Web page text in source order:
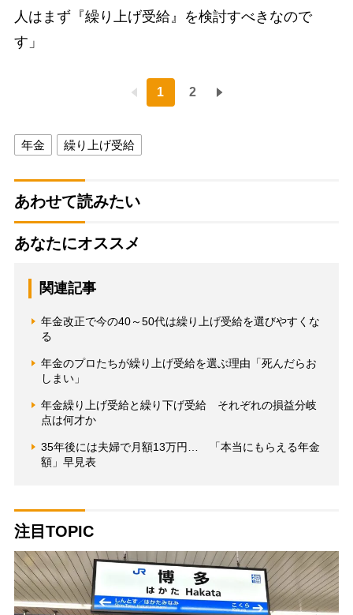
人はまず『繰り上げ受給』を検討すべきなので
す」
1 2
年金 繰り上げ受給
あわせて読みたい
あなたにオススメ
関連記事
年金改正で今の40～50代は繰り上げ受給を選びやすくな
る
年金のプロたちが繰り上げ受給を選ぶ理由「死んだらお
しまい」
年金繰り上げ受給と繰り下げ受給 それぞれの損益分岐
点は何才か
35年後には夫婦で月額13万円… 「本当にもらえる年金
額」早見表
注目TOPIC